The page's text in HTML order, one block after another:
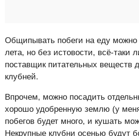
Общипывать побеги на еду можно
лета, но без истовости, всё-таки
поставщик питательных веществ
клубней.
Впрочем, можно посадить
хорошо удобренную землю (у
побегов будет много, и кушать
Некрупные клубни осенью будут